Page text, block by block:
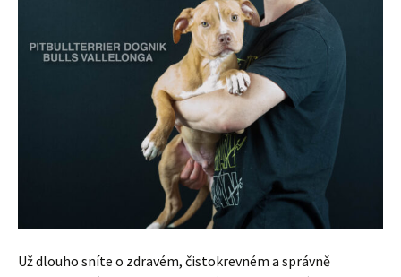
Už dlouho sníte o zdravém, čistokrevném a správně